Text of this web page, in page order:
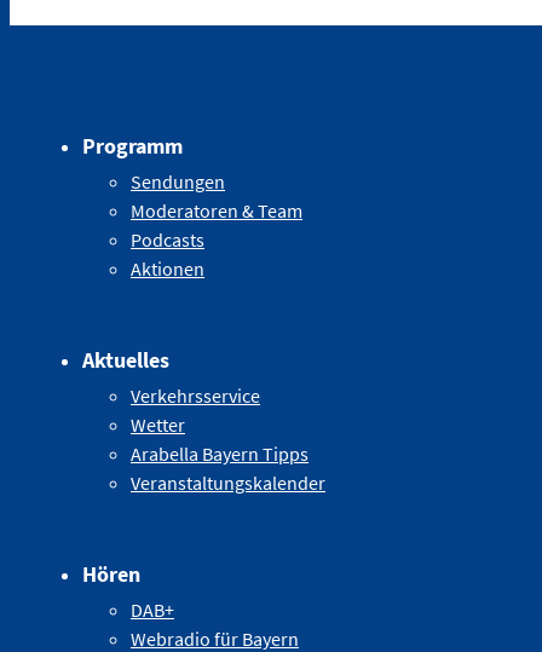
Programm
Sendungen
Moderatoren & Team
Podcasts
Aktionen
Aktuelles
Verkehrsservice
Wetter
Arabella Bayern Tipps
Veranstaltungskalender
Hören
DAB+
Webradio für Bayern